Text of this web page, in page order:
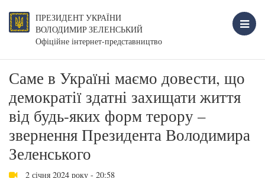
ПРЕЗИДЕНТ УКРАЇНИ
ВОЛОДИМИР ЗЕЛЕНСЬКИЙ
Офіційне інтернет-представництво
Саме в Україні маємо довести, що
демократії здатні захищати життя
від будь-яких форм терору –
звернення Президента Володимира
Зеленського
2 січня 2024 року - 20:58